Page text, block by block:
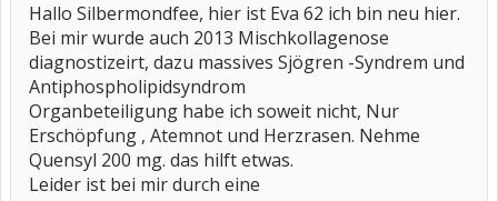
Hallo Silbermondfee, hier ist Eva 62 ich bin neu hier.
Bei mir wurde auch 2013 Mischkollagenose
diagnostizeirt, dazu massives Sjögren -Syndrem und
Antiphospholipidsyndrom
Organbeteiligung habe ich soweit nicht, Nur
Erschöpfung , Atemnot und Herzrasen. Nehme
Quensyl 200 mg. das hilft etwas.
Leider ist bei mir durch eine